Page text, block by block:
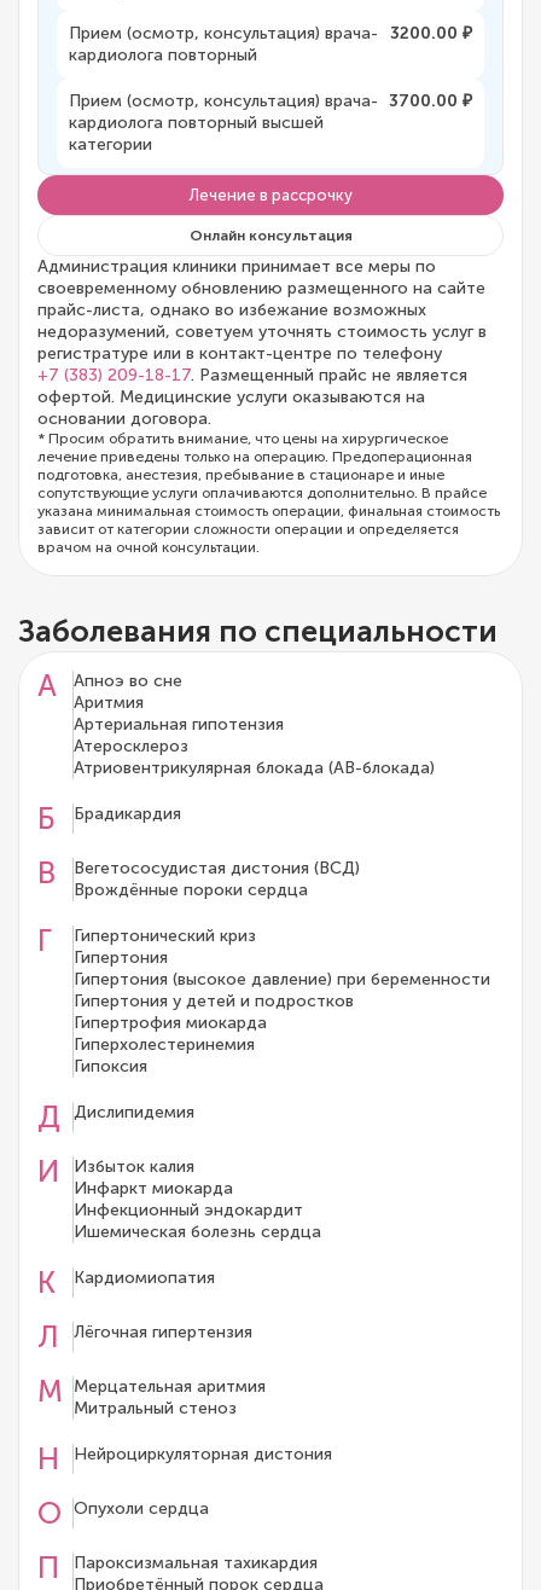
Прием (осмотр, консультация) врача-
кардиолога повторный
3200.00 ₽
Прием (осмотр, консультация) врача-
кардиолога повторный высшей
категории
3700.00 ₽
Лечение в рассрочку
Онлайн консультация
Администрация клиники принимает все меры по
своевременному обновлению размещенного на сайте
прайс-листа, однако во избежание возможных
недоразумений, советуем уточнять стоимость услуг в
регистратуре или в контакт-центре по телефону
+7 (383) 209-18-17. Размещенный прайс не является
офертой. Медицинские услуги оказываются на
основании договора.
* Просим обратить внимание, что цены на хирургическое
лечение приведены только на операцию. Предоперационная
подготовка, анестезия, пребывание в стационаре и иные
сопутствующие услуги оплачиваются дополнительно. В прайсе
указана минимальная стоимость операции, финальная стоимость
зависит от категории сложности операции и определяется
врачом на очной консультации.
Заболевания по специальности
А
Апноэ во сне
Аритмия
Артериальная гипотензия
Атеросклероз
Атриовентрикулярная блокада (АВ-блокада)
Б Брадикардия
В
Вегетососудистая дистония (ВСД)
Врождённые пороки сердца
Г
Гипертонический криз
Гипертония
Гипертония (высокое давление) при беременности
Гипертония у детей и подростков
Гипертрофия миокарда
Гиперхолестеринемия
Гипоксия
Д Дислипидемия
И
Избыток калия
Инфаркт миокарда
Инфекционный эндокардит
Ишемическая болезнь сердца
К Кардиомиопатия
Л Лёгочная гипертензия
М
Мерцательная аритмия
Митральный стеноз
Н Нейроциркуляторная дистония
О Опухоли сердца
П
Пароксизмальная тахикардия
Приобретённый порок сердца